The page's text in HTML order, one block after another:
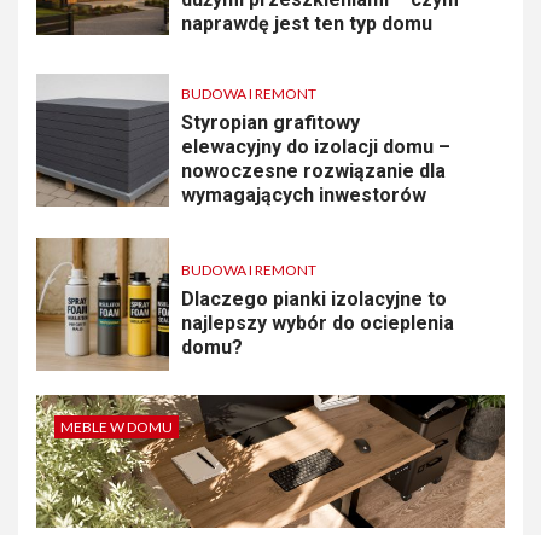
naprawdę jest ten typ domu
BUDOWA I REMONT
Styropian grafitowy
elewacyjny do izolacji domu –
nowoczesne rozwiązanie dla
wymagających inwestorów
BUDOWA I REMONT
Dlaczego pianki izolacyjne to
najlepszy wybór do ocieplenia
domu?
MEBLE W DOMU